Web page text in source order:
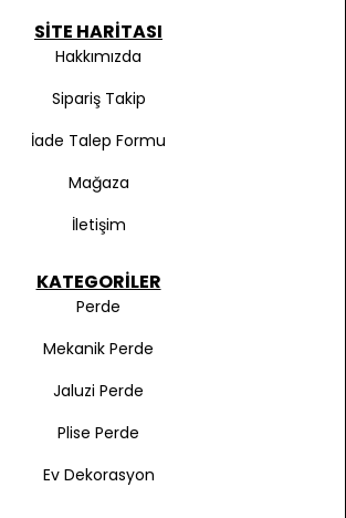
SITE HARITASI
Hakkımızda
Sipariş Takip
İade Talep Formu
Mağaza
İletişim
KATEGORILER
Perde
Mekanik Perde
Jaluzi Perde
Plise Perde
Ev Dekorasyon